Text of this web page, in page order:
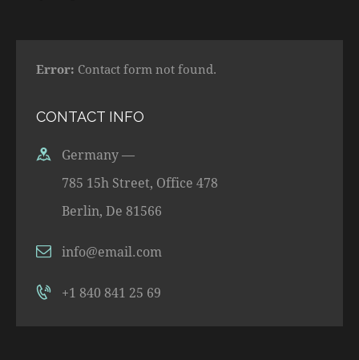
Error: Contact form not found.
CONTACT INFO
Germany —
785 15h Street, Office 478
Berlin, De 81566
info@email.com
+1 840 841 25 69